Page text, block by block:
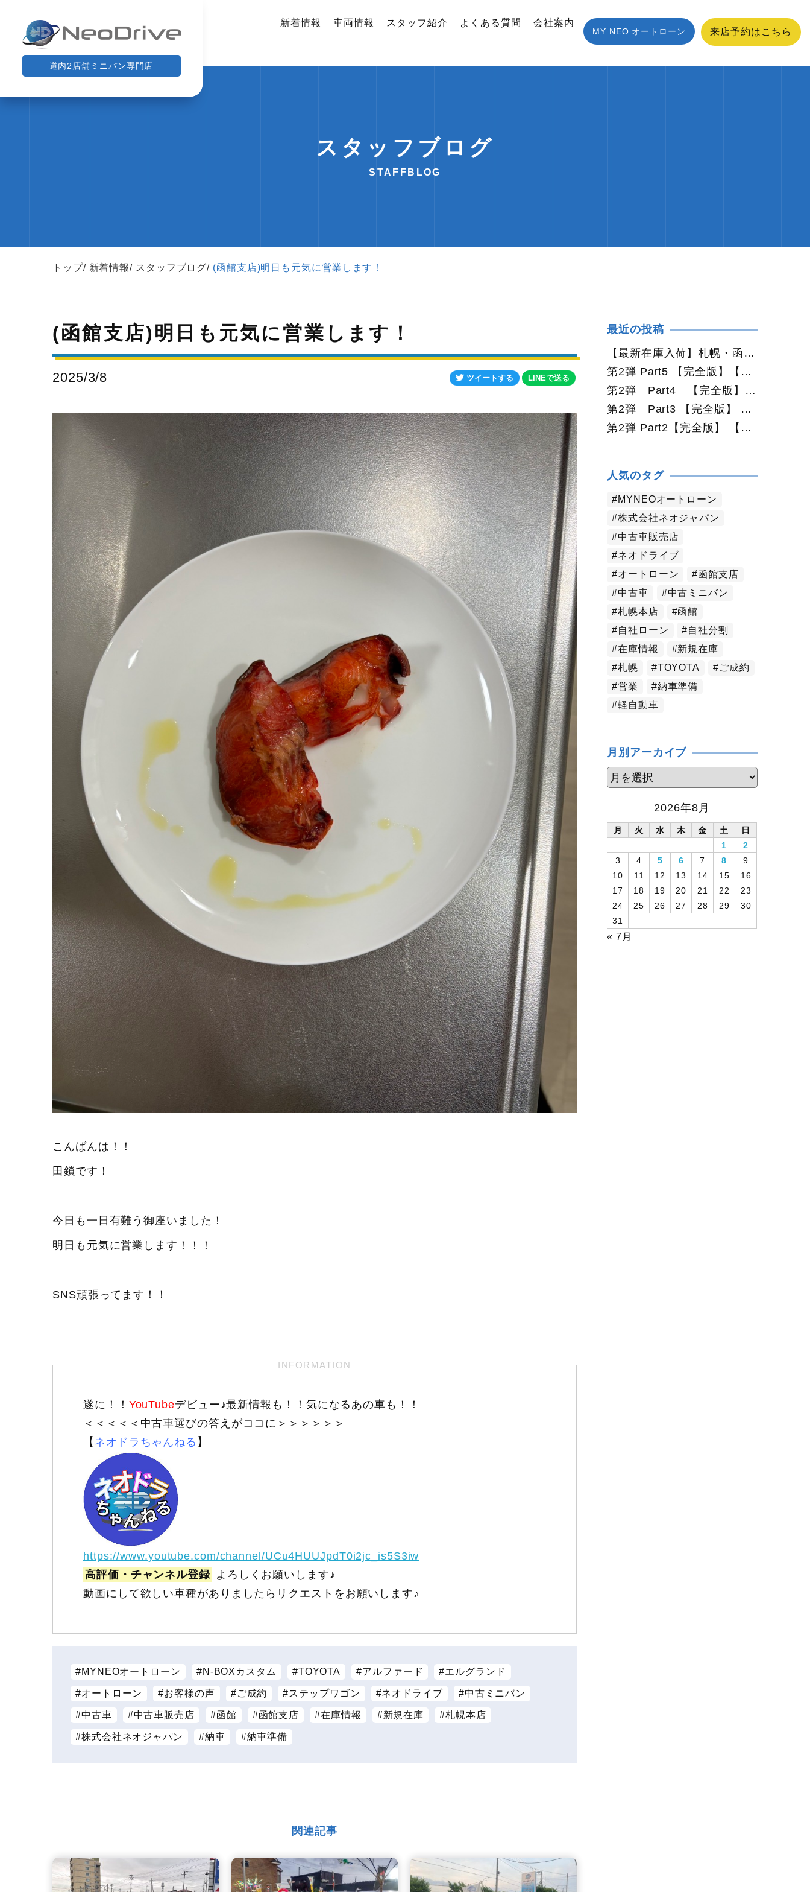
道内2店舗ミニバン専門店
新着情報 車両情報 スタッフ紹介 よくある質問 会社案内
MY NEO オートローン 来店予約はこちら
スタッフブログ
STAFFBLOG
トップ 新着情報 スタッフブログ (函館支店)明日も元気に営業します！
(函館支店)明日も元気に営業します！
2025/3/8 ツイートする LINEで送る
こんばんは！！
田鎖です！
今日も一日有難う御座いました！
明日も元気に営業します！！！
SNS頑張ってます！！
遂に！！ YouTubeデビュー♪最新情報も！！気になるあの車も！！
＜＜＜＜＜中古車選びの答えがココに＞＞＞＞＞＞
【 ネオドラちゃんねる 】
https://www.youtube.com/channel/UCu4HUUJpdT0i2jc_is5S3iw
高評価・チャンネル登録 よろしくお願いします♪
動画にして欲しい車種がありましたらリクエストをお願いします♪
MYNEOオートローン N-BOXカスタム TOYOTA アルファード エルグランド
オートローン お客様の声 ご成約 ステップワゴン ネオドライブ 中古ミニバン
中古車 中古車販売店 函館 函館支店 在庫情報 新規在庫 札幌本店
株式会社ネオジャパン 納車 納車準備
関連記事
最近の投稿
【最新在庫入荷】札幌・函館で人気の中古車が続々入庫中｜早い者勝ち！【ダイハツ タント660カスタムX 4WD】
第2弾 Part5 【完全版】【2026年最新版】札幌で中古車を買うなら何月がおすすめ？狙い目の時期・冬前に買うメリットを徹底解説
第2弾 Part4 【完全版】 【2026年最新版】札幌で中古車を買うなら2WDと4WDどっち？北海道の雪道・燃費・価格・維持費を徹底比較
第2弾 Part3 【完全版】 【2026年最新版】札幌で軽自動車を持つと月々いくら？維持費・ガソリン・保険・車検・冬タイヤまで徹底解説
第2弾 Part2【完全版】 【2026年最新版】札幌で車を持つと年間いくら？軽自動車・コンパクトカー・ミニバン・SUVの維持費を徹底比較
人気のタグ
MYNEOオートローン
株式会社ネオジャパン
中古車販売店
ネオドライブ
オートローン
函館支店
中古車
中古ミニバン
札幌本店
函館
自社ローン
自社分割
在庫情報
新規在庫
札幌
TOYOTA
ご成約
営業
納車準備
軽自動車
月別アーカイブ
2026年8月
月 火 水 木 金 土
日
1
2
3
4 5 6 7 8
9
10
11 12 13 14 15
16
17
18 19 20 21 22
23
24
25 26 27 28 29
30
31
« 7月